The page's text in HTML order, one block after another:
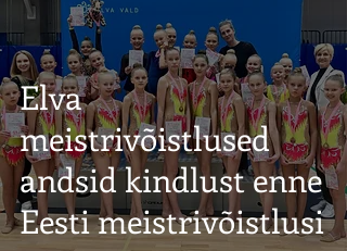
Elva
meistrivõistlused
andsid kindlust enne
Eesti meistrivõistlusi